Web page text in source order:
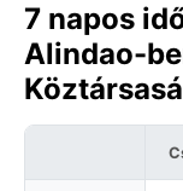
7 napos
Alindao-